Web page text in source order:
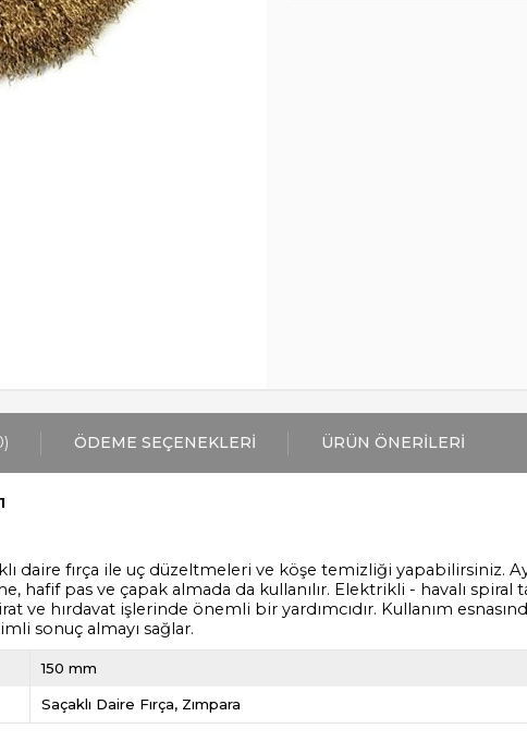
ÖDEME SEÇENEKLERI ÜRÜN ÖNERILERI
daire fırça ile uç düzeltmeleri ve köşe temizliği yapabilirsiniz.
hafif pas ve çapak almada da kullanılır. Elektrikli - havalı spiral
ve hırdavat işlerinde önemli bir yardımcıdır. Kullanım
sonuç almayı sağlar.
150 mm
Saçaklı Daire Fırça Zımpara